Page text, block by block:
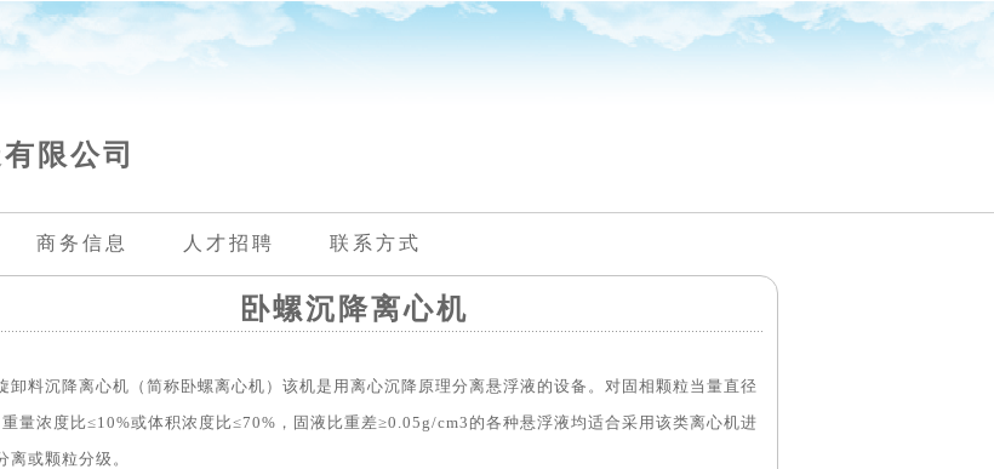
限公司
商务信息 人才招聘 联系方式
卧螺沉降离心机
卸料沉降离心机（简称卧螺离心机）该机是用离心沉降原理分离悬浮液的设备。对固相颗粒当量直径
量浓度比≤10%或体积浓度比≤70%，固液比重差≥0.05g/cm3的各种悬浮液均适合采用该类离心机进
离或颗粒分级。